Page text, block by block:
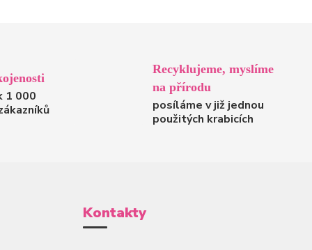
1 000
Recyklujeme, myslíme
na přírodu
posíláme v již jednou
použitých krabicích
Kontakty